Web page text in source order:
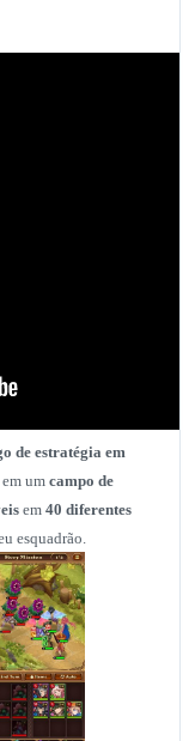
de estratégia em
um campo de
em 40 diferentes
esquadrão.